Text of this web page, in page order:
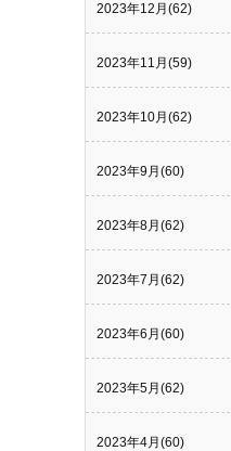
2023年12月(62)
2023年11月(59)
2023年10月(62)
2023年9月(60)
2023年8月(62)
2023年7月(62)
2023年6月(60)
2023年5月(62)
2023年4月(60)